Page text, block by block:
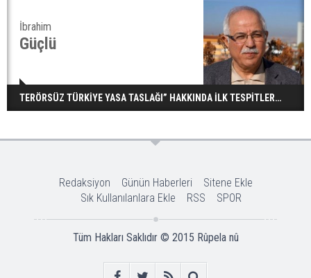
İbrahim
Güçlü
TERÖRSÜZ TÜRKİYE YASA TASLAĞI” HAKKINDA İLK TESPİTLER…
Redaksiyon Günün Haberleri
Sitene Ekle
Sık Kullanılanlara Ekle
RSS SPOR
Tüm Hakları Saklıdır © 2015 Rûpela nû